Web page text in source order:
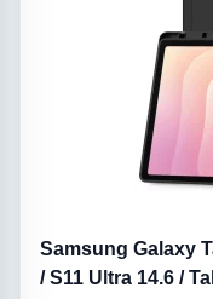
Samsung Galaxy
/ S11 Ultra 14.6 /